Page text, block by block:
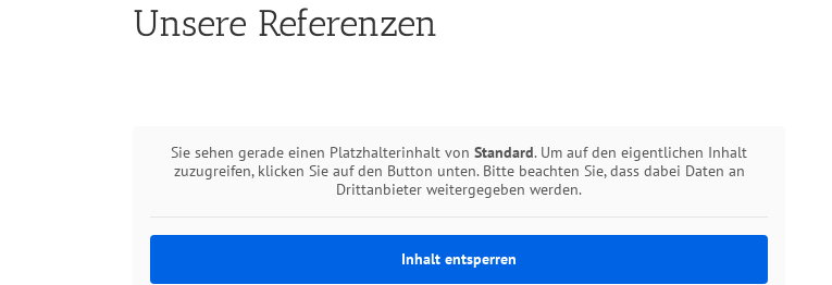
Unsere Referenzen
Sie sehen gerade einen Platzhalterinhalt von Standard. Um auf den eigentlichen Inhalt
zuzugreifen, klicken Sie auf den Button unten. Bitte beachten Sie, dass dabei Daten an
Drittanbieter weitergegeben werden.
Inhalt entsperren